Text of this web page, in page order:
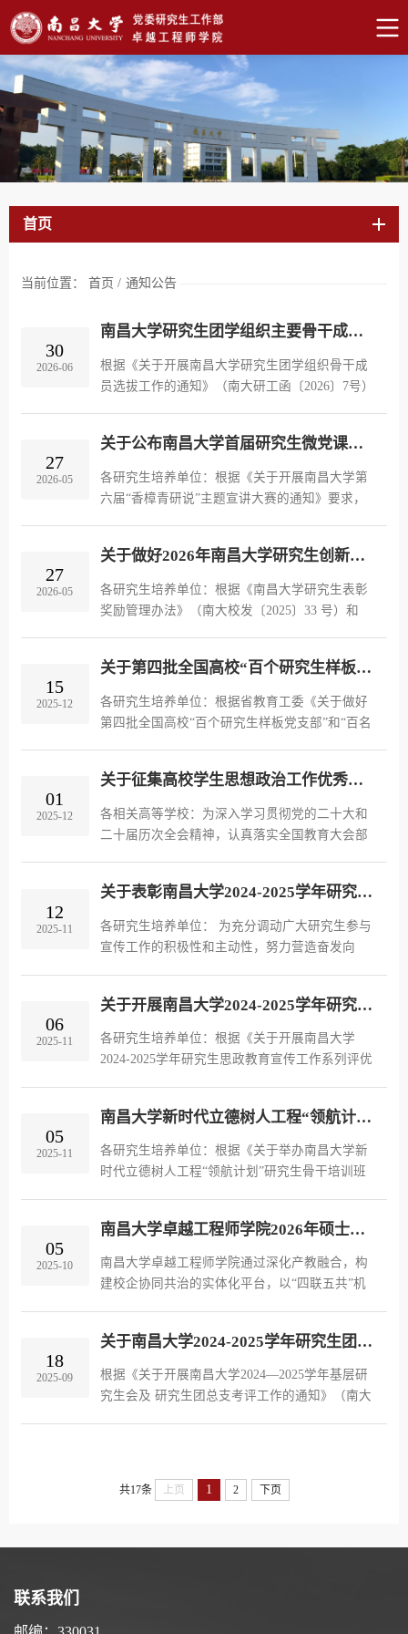
首页
当前位置： 首页 / 通知公告
30
2026-06
南昌大学研究生团学组织主要骨干成员候选人入围情况公示
根据《关于开展南昌大学研究生团学组织骨干成
员选拔工作的通知》（南大研工函〔2026〕7号）
究生会、研究生融媒体中心、“...
27
2026-05
关于公布南昌大学首届研究生微党课大赛 暨第六届“香樟青研说”主题宣讲大赛获奖情况的通知
各研究生培养单位：根据《关于开展南昌大学第
六届“香樟青研说”主题宣讲大赛的通知》要求，
定，现决定对在本次大赛中表...
27
2026-05
关于做好2026年南昌大学研究生创新奖评选工作的通知
各研究生培养单位：根据《南昌大学研究生表彰
奖励管理办法》（南大校发〔2025〕33 号）和
践，培育拔尖创新人 才，助力学校...
15
2025-12
关于第四批全国高校“百个研究生样板党支部”和“百名研究生党员标兵”暨第二批全省高校“十个研究生样板党支部”和“十名研究生党员标兵”拟推荐对象的公示
各研究生培养单位：根据省教育工委《关于做好
第四批全国高校“百个研究生样板党支部”和“百名
建工作的通知》要求...
01
2025-12
关于征集高校学生思想政治工作优秀案例的通知
各相关高等学校：为深入学习贯彻党的二十大和
二十届历次全会精神，认真落实全国教育大会部
政治工作的针对性与实效性，教...
12
2025-11
关于表彰南昌大学2024-2025学年研究生思政教育宣传工作系列评优工作的决定
各研究生培养单位： 为充分调动广大研究生参与
宣传工作的积极性和主动性，努力营造奋发向
大精神力量，根据 《关于开展南...
06
2025-11
关于开展南昌大学2024-2025学年研究生思政教育宣传工作系列评优工作结果公示
各研究生培养单位：根据《关于开展南昌大学
2024-2025学年研究生思政教育宣传工作系列评优
研究生为2024-2025学年研究生...
05
2025-11
南昌大学新时代立德树人工程“领航计划”研究生骨干培训班第五期结业学员、优秀学员及第六期拟录取学员名单公示
各研究生培养单位：根据《关于举办南昌大学新
时代立德树人工程“领航计划”研究生骨干培训班
委研究生工作部审定，准予崔晓...
05
2025-10
南昌大学卓越工程师学院2026年硕士研究生招生简章
南昌大学卓越工程师学院通过深化产教融合，构
建校企协同共治的实体化平台，以“四联五共”机
略和区域经济社会发展重点产...
18
2025-09
关于南昌大学2024-2025学年研究生团学工作考核及评优结果的公示
根据《关于开展南昌大学2024—2025学年基层研
究生会及 研究生团总支考评工作的通知》（南大
共17条 上页 1 2 下页
联系我们